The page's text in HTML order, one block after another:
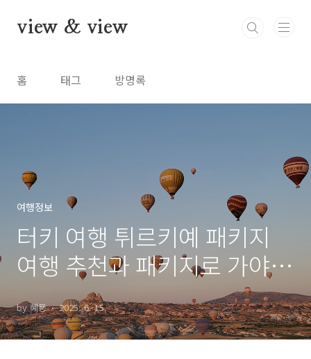
view & view
홈 태그 방명록
여행정보
터키 여행 튀르키예 패키지
여행 추천과 패키지로 가야만
하는 이유
by 혜묭 2025. 6. 15.